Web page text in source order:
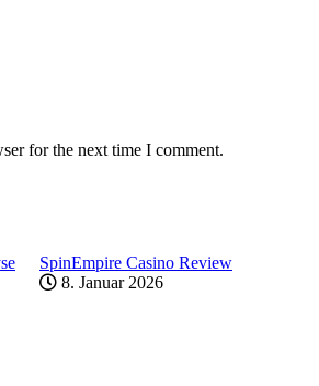
for the next time I comment.
SpinEmpire Casino Review
8. Januar 2026